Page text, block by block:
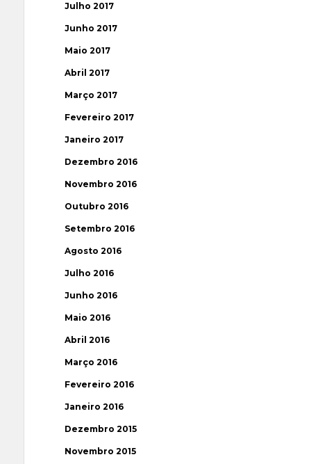
Julho 2017
Junho 2017
Maio 2017
Abril 2017
Março 2017
Fevereiro 2017
Janeiro 2017
Dezembro 2016
Novembro 2016
Outubro 2016
Setembro 2016
Agosto 2016
Julho 2016
Junho 2016
Maio 2016
Abril 2016
Março 2016
Fevereiro 2016
Janeiro 2016
Dezembro 2015
Novembro 2015